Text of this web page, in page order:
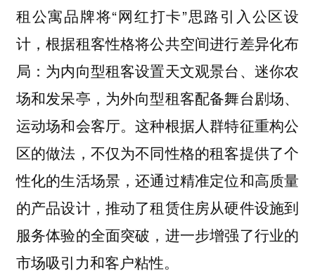
租公寓品牌将“网红打卡”思路引入公区设
计，根据租客性格将公共空间进行差异化布
局：为内向型租客设置天文观景台、迷你农
场和发呆亭，为外向型租客配备舞台剧场、
运动场和会客厅。这种根据人群特征重构公
区的做法，不仅为不同性格的租客提供了个
性化的生活场景，还通过精准定位和高质量
的产品设计，推动了租赁住房从硬件设施到
服务体验的全面突破，进一步增强了行业的
市场吸引力和客户粘性。